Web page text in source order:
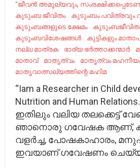
“ജീവന്‍ അമൂല്യവും,
കുടുംബ ജീവിതം
കുടുംബം പവിത്രവും
കുടുംബങ്ങളുടെ ക്ഷേമം
കുടുംബവിശേഷങ്ങൾ
കുട്ടികളും
നല്ല മാത്രക
ഭാര്യ ഭർത്താക്കന്മാർ
മാതാവ്
മാതൃത്വം
മാതൃത്വം
മാതൃവാത്സല്യത്തിന്റെ മഹിമ
“Iam a Researcher in Child
Nutrition and Human
ഇതിലും വലിയ തലക്കെട്ട്
ഞാനൊരു ഗവേഷക ആണ്,
വളർച്ച, പോഷകാഹാരം,
ഇവയാണ് ഗവേഷണം